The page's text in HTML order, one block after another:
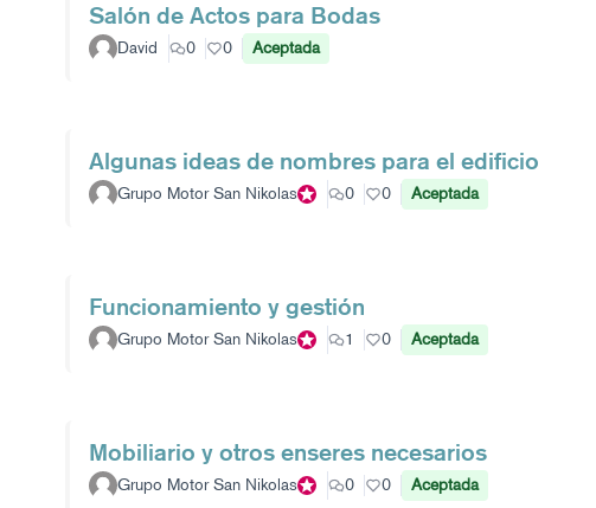
Salón de Actos para Bodas
David 0 0 Aceptada
Algunas ideas de nombres para el edificio
Grupo Motor San NikolasParticipante oficial
0 0 Aceptada
Funcionamiento y gestión
Grupo Motor San NikolasParticipante oficial
1 0 Aceptada
Mobiliario y otros enseres necesarios
Grupo Motor San NikolasParticipante oficial
0 0 Aceptada